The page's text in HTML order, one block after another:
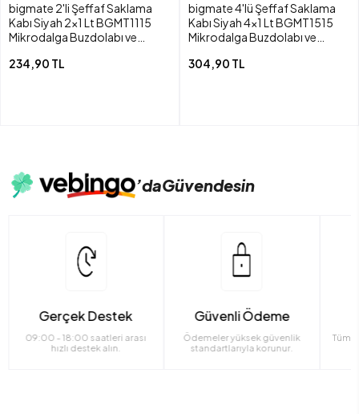
bigmate 2'li Şeffaf Saklama
Kabı Siyah 2x1 Lt BGMT1115
Mikrodalga Buzdolabı ve
234,90 TL
bigmate 4'lü Şeffaf Saklama
Kabı Siyah 4x1 Lt BGMT1515
Mikrodalga Buzdolabı ve
304,90 TL
’daGüvendesin
Gerçek Destek
09:00 - 18:00 saatleri arası
hızlı destek alın.
Güvenli Ödeme
Ödemeler yüksek güvenlik
standartlarıyla korunur.
Tüm